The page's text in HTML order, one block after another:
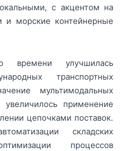
с акцентом на
и морские контейнерные
времени улучшилась
транспортных
мультимодальных
применение
цепочками поставок.
складских
процессов